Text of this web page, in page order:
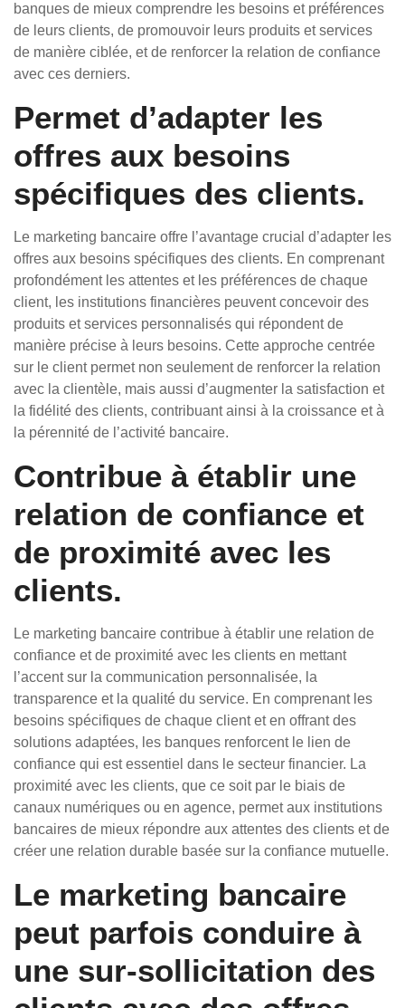
banques de mieux comprendre les besoins et préférences
de leurs clients, de promouvoir leurs produits et services
de manière ciblée, et de renforcer la relation de confiance
avec ces derniers.
Permet d’adapter les
offres aux besoins
spécifiques des clients.
Le marketing bancaire offre l’avantage crucial d’adapter les
offres aux besoins spécifiques des clients. En comprenant
profondément les attentes et les préférences de chaque
client, les institutions financières peuvent concevoir des
produits et services personnalisés qui répondent de
manière précise à leurs besoins. Cette approche centrée
sur le client permet non seulement de renforcer la relation
avec la clientèle, mais aussi d’augmenter la satisfaction et
la fidélité des clients, contribuant ainsi à la croissance et à
la pérennité de l’activité bancaire.
Contribue à établir une
relation de confiance et
de proximité avec les
clients.
Le marketing bancaire contribue à établir une relation de
confiance et de proximité avec les clients en mettant
l’accent sur la communication personnalisée, la
transparence et la qualité du service. En comprenant les
besoins spécifiques de chaque client et en offrant des
solutions adaptées, les banques renforcent le lien de
confiance qui est essentiel dans le secteur financier. La
proximité avec les clients, que ce soit par le biais de
canaux numériques ou en agence, permet aux institutions
bancaires de mieux répondre aux attentes des clients et de
créer une relation durable basée sur la confiance mutuelle.
Le marketing bancaire
peut parfois conduire à
une sur-sollicitation des